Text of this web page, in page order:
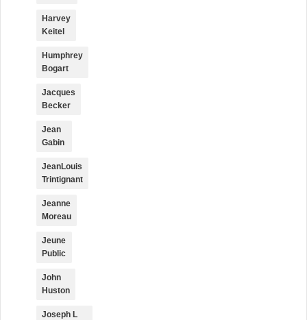
Harvey
Keitel
Humphrey
Bogart
Jacques
Becker
Jean
Gabin
JeanLouis
Trintignant
Jeanne
Moreau
Jeune
Public
John
Huston
Joseph L